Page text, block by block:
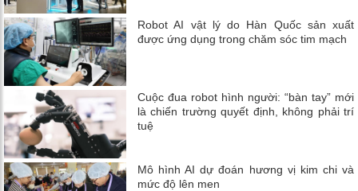
Robot AI vật lý do Hàn Quốc sản xuất
được ứng dụng trong chăm sóc tim mạch
Cuộc đua robot hình người: “bàn tay” mới
là chiến trường quyết định, không phải trí
tuệ
Mô hình AI dự đoán hương vị kim chi và
mức độ lên men